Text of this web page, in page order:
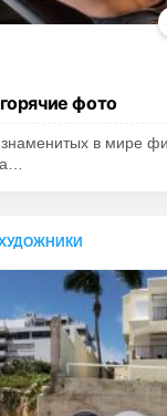
фото
в мире